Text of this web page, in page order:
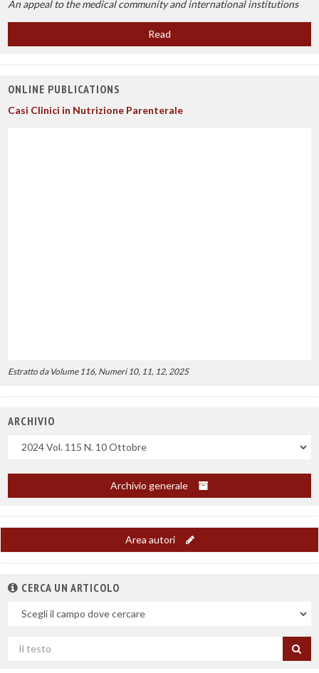
An appeal to the medical community and international institutions
Read
ONLINE PUBLICATIONS
Casi Clinici in Nutrizione Parenterale
Estratto da Volume 116, Numeri 10, 11, 12, 2025
ARCHIVIO
Uscite
Archivio generale
Area autori
CERCA UN ARTICOLO
Nel
Cerca